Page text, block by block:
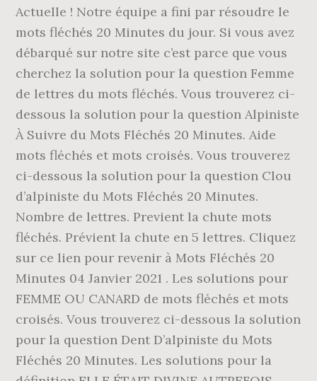
Actuelle ! Notre équipe a fini par résoudre le
mots fléchés 20 Minutes du jour. Si vous avez
débarqué sur notre site c’est parce que vous
cherchez la solution pour la question Femme
de lettres du mots fléchés. Vous trouverez ci-
dessous la solution pour la question Alpiniste
À Suivre du Mots Fléchés 20 Minutes. Aide
mots fléchés et mots croisés. Vous trouverez
ci-dessous la solution pour la question Clou
d’alpiniste du Mots Fléchés 20 Minutes.
Nombre de lettres. Previent la chute mots
fléchés. Prévient la chute en 5 lettres. Cliquez
sur ce lien pour revenir à Mots Fléchés 20
Minutes 04 Janvier 2021 . Les solutions pour
FEMME OU CANARD de mots fléchés et mots
croisés. Vous trouverez ci-dessous la solution
pour la question Dent D’alpiniste du Mots
Fléchés 20 Minutes. Les solutions pour la